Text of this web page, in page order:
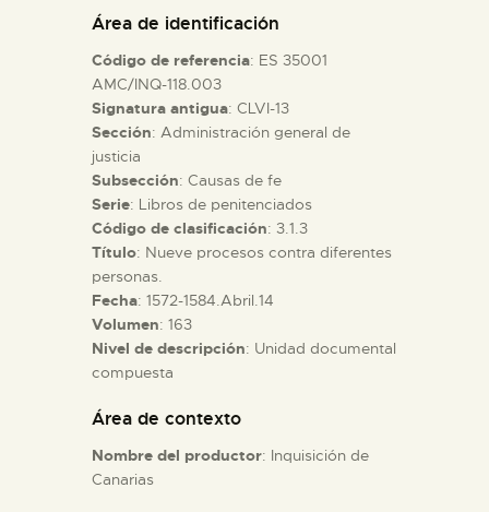
ESPAÑOL
PREPARAR LA VISITA
ACTIVIDADES
█
EL MUSEO
DIDÁCTICA
Área de identificación
Código de referencia: ES 35001
AMC/INQ-118.003
Signatura antigua: CLVI-13
Sección: Administración general de
justicia
Subsección: Causas de fe
Serie: Libros de penitenciados
Código de clasificación: 3.1.3
Título: Nueve procesos contra diferentes
personas.
Fecha: 1572-1584.Abril.14
Volumen: 163
Nivel de descripción: Unidad documental
compuesta
Área de contexto
Nombre del productor: Inquisición de
Canarias